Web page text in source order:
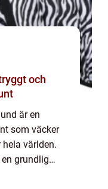
är en
som väcker
världen.
grundlig